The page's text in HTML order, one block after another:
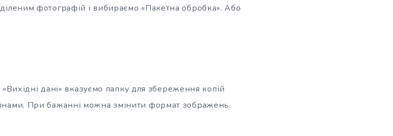
фотографій і вибираємо «Пакетна обробка». Або
дані» вказуємо папку для збереження копій
При бажанні можна змінити формат зображень.